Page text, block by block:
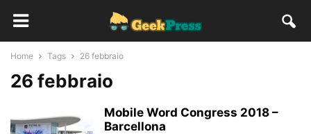
Home Tags 26 febbraio
26 febbraio
Mobile Word Congress 2018 –
Barcellona